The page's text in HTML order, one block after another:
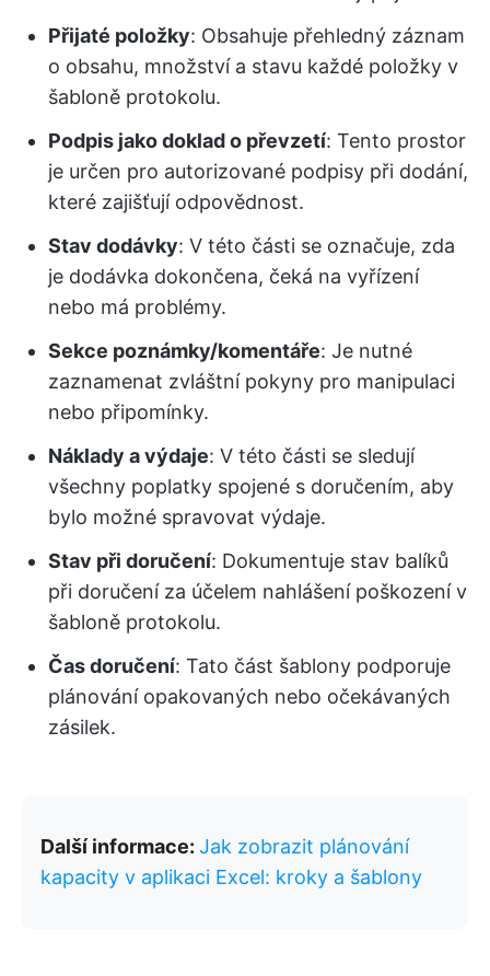
Přijaté položky: Obsahuje přehledný záznam
o obsahu, množství a stavu každé položky v
šabloně protokolu.
Podpis jako doklad o převzetí: Tento prostor
je určen pro autorizované podpisy při dodání,
které zajišťují odpovědnost.
Stav dodávky: V této části se označuje, zda
je dodávka dokončena, čeká na vyřízení
nebo má problémy.
Sekce poznámky/komentáře: Je nutné
zaznamenat zvláštní pokyny pro manipulaci
nebo připomínky.
Náklady a výdaje: V této části se sledují
všechny poplatky spojené s doručením, aby
bylo možné spravovat výdaje.
Stav při doručení: Dokumentuje stav balíků
při doručení za účelem nahlášení poškození v
šabloně protokolu.
Čas doručení: Tato část šablony podporuje
plánování opakovaných nebo očekávaných
zásilek.
Další informace: Jak zobrazit plánování
kapacity v aplikaci Excel: kroky a šablony